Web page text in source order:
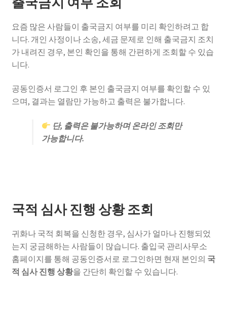
요즘 많은 사람들이 출국금지 여부를 미리 확인하려고 합
니다. 개인 사정이나 소송, 세금 문제로 인해 출국금지 조치
가 내려진 경우, 본인 확인을 통해 간편하게 조회할 수 있습
니다.
공동인증서 로그인 후 본인 출국금지 여부를 확인할 수 있
으며, 결과는 열람만 가능하고 출력은 불가합니다.
단, 출력은 불가능하며 온라인 조회만
가능합니다.
국적 심사 진행 상황 조회
귀화나 국적 회복을 신청한 경우, 심사가 얼마나 진행되었
는지 궁금해하는 사람들이 많습니다. 출입국 관리사무소
홈페이지를 통해 공동인증서로 로그인하면 현재 본인의 국
적 심사 진행 상황을 간단히 확인할 수 있습니다.